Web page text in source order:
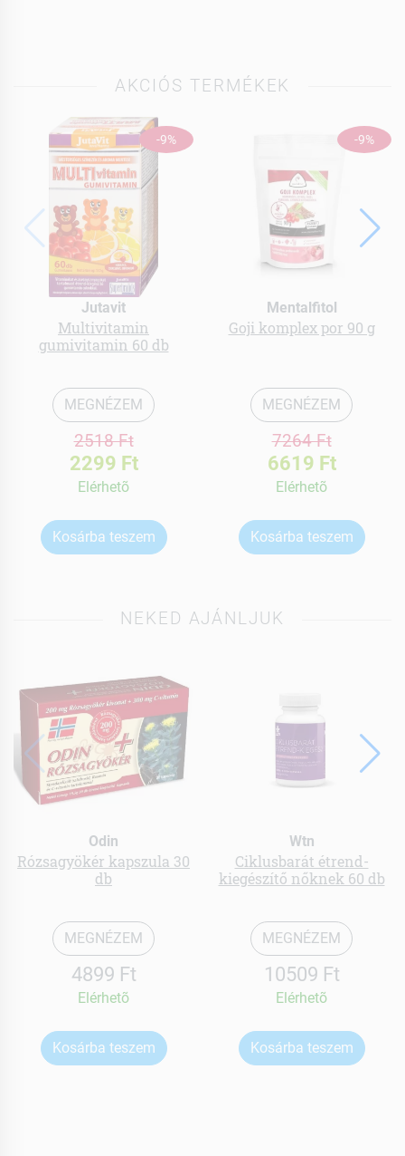
AKCIÓS TERMÉKEK
-9%
Jutavit
Multivitamin
gumivitamin 60 db
MEGNÉZEM
2518 Ft
2299 Ft
Elérhetõ
Kosárba teszem
-9%
Mentalfitol
Goji komplex por 90 g
MEGNÉZEM
7264 Ft
6619 Ft
Elérhetõ
Kosárba teszem
NEKED AJÁNLJUK
Odin
Rózsagyökér kapszula 30
db
MEGNÉZEM
4899 Ft
Elérhetõ
Kosárba teszem
Wtn
Ciklusbarát étrend-
kiegészítő nőknek 60 db
MEGNÉZEM
10509 Ft
Elérhetõ
Kosárba teszem